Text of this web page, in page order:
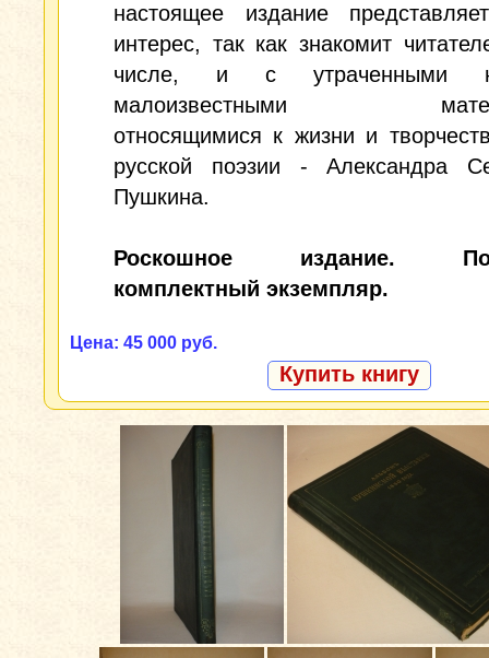
настоящее издание
интерес, так как знакомит
числе, и с утраченными
малоизвестными
относящимися к жизни и
русской поэзии - Александра
Пушкина.
Роскошное издание.
комплектный экземпляр.
Цена: 45 000 руб.
Купить книгу